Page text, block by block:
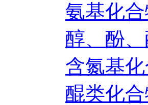
氨基化
醇、酚
含氮基
醌类化